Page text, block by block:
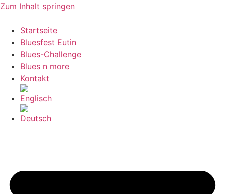
Zum Inhalt springen
Startseite
Bluesfest Eutin
Blues-Challenge
Blues n more
Kontakt